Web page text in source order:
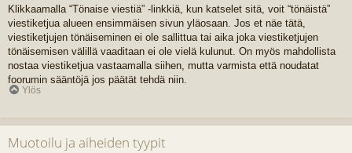
Klikkaamalla “Tönaise viestiä” -linkkiä, kun katselet sitä, voit “tönäistä”
viestiketjua alueen ensimmäisen sivun yläosaan. Jos et näe tätä,
viestiketjujen tönäiseminen ei ole sallittua tai aika joka viestiketjujen
tönäisemisen välillä vaaditaan ei ole vielä kulunut. On myös mahdollista
nostaa viestiketjua vastaamalla siihen, mutta varmista että noudatat
foorumin sääntöjä jos päätät tehdä niin.
Ylös
Muotoilu ja aiheiden tyypit